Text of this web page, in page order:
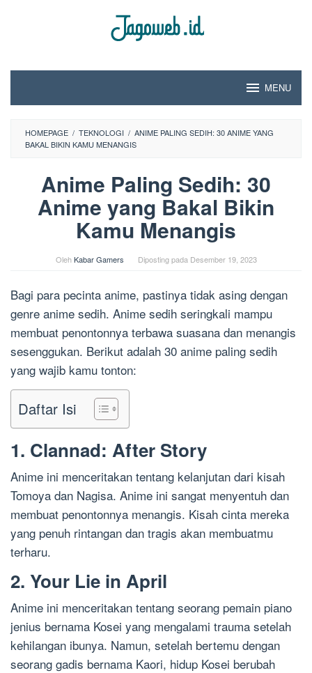
MENU
HOMEPAGE / TEKNOLOGI / ANIME PALING SEDIH: 30 ANIME YANG
BAKAL BIKIN KAMU MENANGIS
Anime Paling Sedih: 30
Anime yang Bakal Bikin
Kamu Menangis
OlehKabar Gamers Diposting pada Desember 19, 2023
Bagi para pecinta anime, pastinya tidak asing dengan
genre anime sedih. Anime sedih seringkali mampu
membuat penontonnya terbawa suasana dan menangis
sesenggukan. Berikut adalah 30 anime paling sedih
yang wajib kamu tonton:
Daftar Isi
1. Clannad: After Story
Anime ini menceritakan tentang kelanjutan dari kisah
Tomoya dan Nagisa. Anime ini sangat menyentuh dan
membuat penontonnya menangis. Kisah cinta mereka
yang penuh rintangan dan tragis akan membuatmu
terharu.
2. Your Lie in April
Anime ini menceritakan tentang seorang pemain piano
jenius bernama Kosei yang mengalami trauma setelah
kehilangan ibunya. Namun, setelah bertemu dengan
seorang gadis bernama Kaori, hidup Kosei berubah